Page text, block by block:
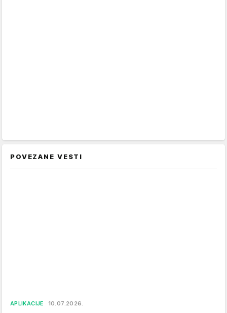
POVEZANE VESTI
APLIKACIJE 10.07.2026.